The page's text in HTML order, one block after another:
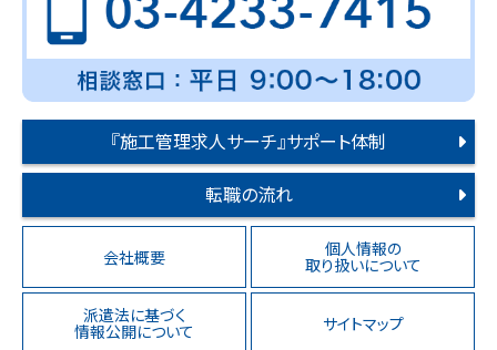
『施工管理求人サーチ』サポート体制
転職の流れ
会社概要 個人情報の
取り扱いについて
派遣法に基づく
情報公開について サイトマップ